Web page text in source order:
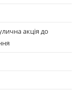
акція до